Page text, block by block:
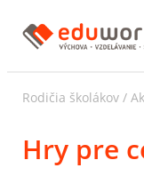
Rodičia školákov /
Hry pre